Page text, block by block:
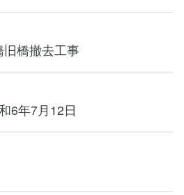
橋撤去工事
6年7月12日